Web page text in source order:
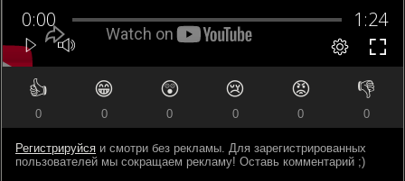
👍
0
😁
0
😲
0
😢
0
😡
0
👎
0
Регистрируйся и смотри без рекламы. Для зарегистрированных
пользователей мы сокращаем рекламу! Оставь комментарий ;)